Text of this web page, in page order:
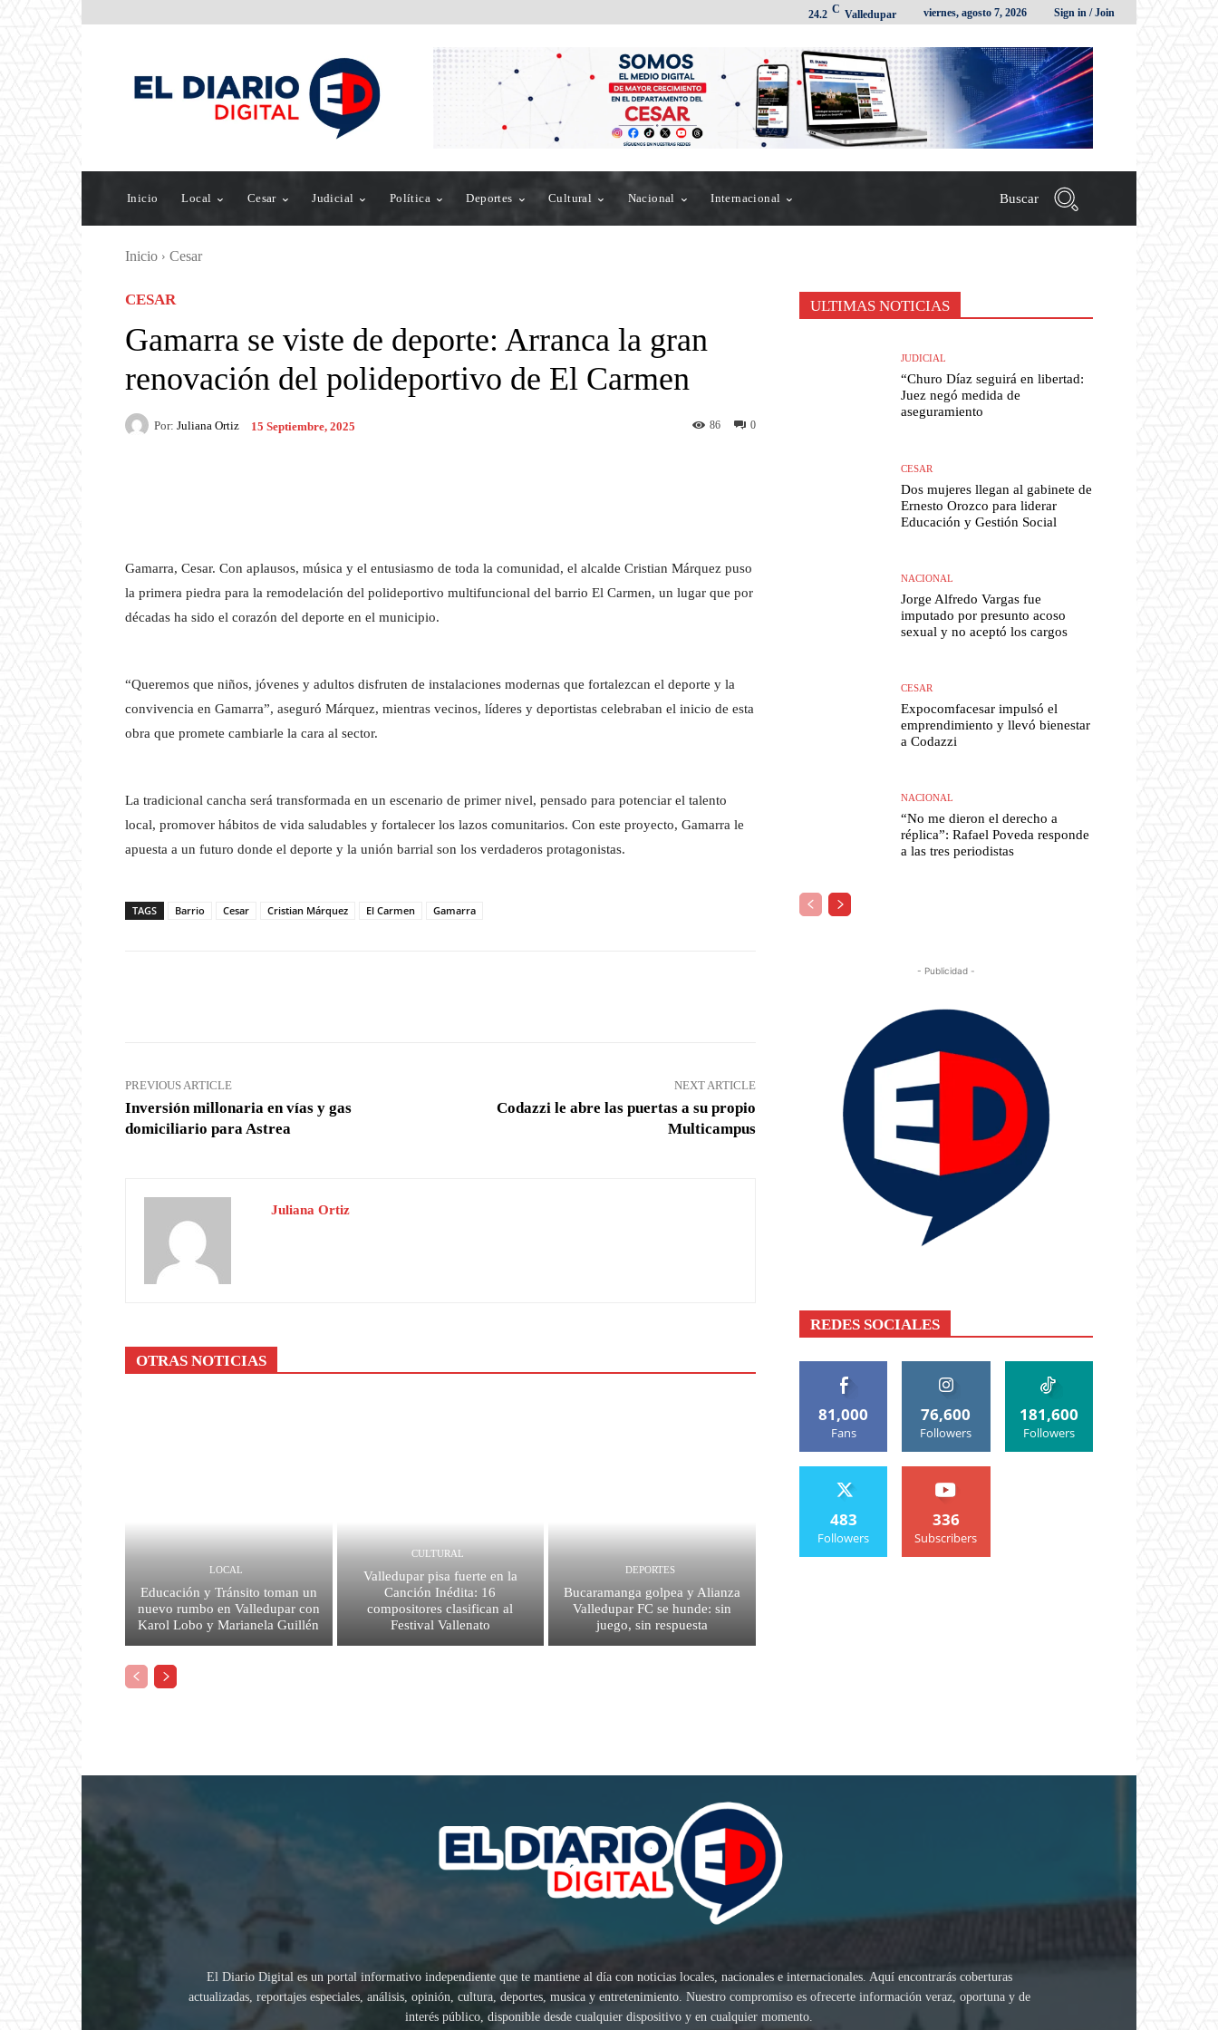
24.2 C Valledupar viernes, agosto 7, 2026 Sign in / Join
Inicio Local Cesar Judicial Política Deportes Cultural Nacional Internacional Buscar
Inicio Cesar
CESAR
Gamarra se viste de deporte: Arranca la gran
renovación del polideportivo de El Carmen
Por: Juliana Ortiz 15 Septiembre, 2025 0
86
Gamarra, Cesar. Con aplausos, música y el entusiasmo de toda la comunidad, el alcalde Cristian Márquez puso
la primera piedra para la remodelación del polideportivo multifuncional del barrio El Carmen, un lugar que por
décadas ha sido el corazón del deporte en el municipio.
“Queremos que niños, jóvenes y adultos disfruten de instalaciones modernas que fortalezcan el deporte y la
convivencia en Gamarra”, aseguró Márquez, mientras vecinos, líderes y deportistas celebraban el inicio de esta
obra que promete cambiarle la cara al sector.
La tradicional cancha será transformada en un escenario de primer nivel, pensado para potenciar el talento
local, promover hábitos de vida saludables y fortalecer los lazos comunitarios. Con este proyecto, Gamarra le
apuesta a un futuro donde el deporte y la unión barrial son los verdaderos protagonistas.
TAGS Barrio Cesar Cristian Márquez El Carmen Gamarra
PREVIOUS ARTICLE
Inversión millonaria en vías y gas
domiciliario para Astrea
NEXT ARTICLE
Codazzi le abre las puertas a su propio
Multicampus
Juliana Ortiz
OTRAS NOTICIAS
LOCAL
Educación y Tránsito toman un
nuevo rumbo en Valledupar con
Karol Lobo y Marianela Guillén
CULTURAL
Valledupar pisa fuerte en la
Canción Inédita: 16
compositores clasifican al
Festival Vallenato
DEPORTES
Bucaramanga golpea y Alianza
Valledupar FC se hunde: sin
juego, sin respuesta
ULTIMAS NOTICIAS
JUDICIAL
“Churo Díaz seguirá en libertad:
Juez negó medida de
aseguramiento
CESAR
Dos mujeres llegan al gabinete de
Ernesto Orozco para liderar
Educación y Gestión Social
NACIONAL
Jorge Alfredo Vargas fue
imputado por presunto acoso
sexual y no aceptó los cargos
CESAR
Expocomfacesar impulsó el
emprendimiento y llevó bienestar
a Codazzi
NACIONAL
“No me dieron el derecho a
réplica”: Rafael Poveda responde
a las tres periodistas
- Publicidad -
REDES SOCIALES
81,000
Fans
76,600
Followers
181,600
Followers
483
Followers
336
Subscribers
El Diario Digital es un portal informativo independiente que te mantiene al día con noticias locales, nacionales e internacionales. Aquí encontrarás coberturas
actualizadas, reportajes especiales, análisis, opinión, cultura, deportes, musica y entretenimiento. Nuestro compromiso es ofrecerte información veraz, oportuna y de
interés público, disponible desde cualquier dispositivo y en cualquier momento.